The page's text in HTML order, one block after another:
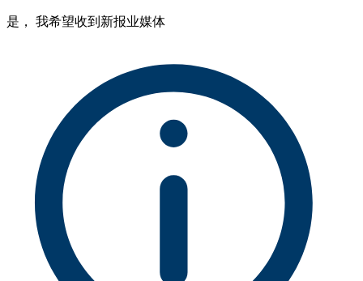
是， 我希望收到新报业媒体